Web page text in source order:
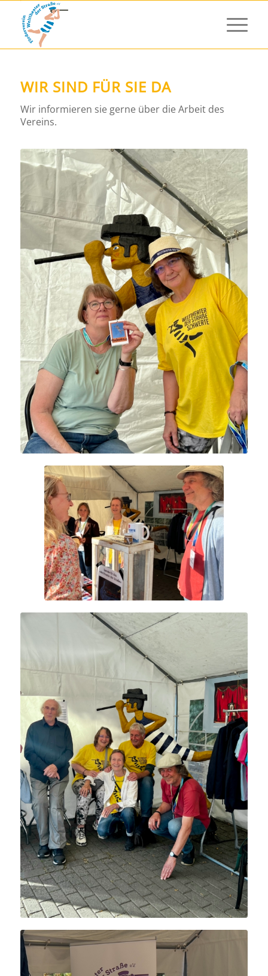
WIR SIND FÜR SIE DA
Wir informieren sie gerne über die Arbeit des
Vereins.